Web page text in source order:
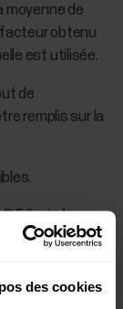
des cookies
moyenne de
obtenu
est utilisée.
de
remplis sur la
8,56 min/km
à